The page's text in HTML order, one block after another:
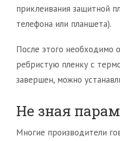
приклеивания защитной
телефона или планшета).
После этого необходимо
ребристую пленку с
завершен, можно
Не зная
Многие производители